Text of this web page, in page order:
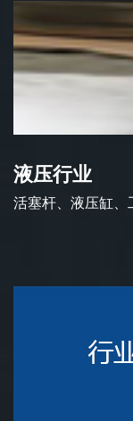
液压行业
活塞杆、液压缸、